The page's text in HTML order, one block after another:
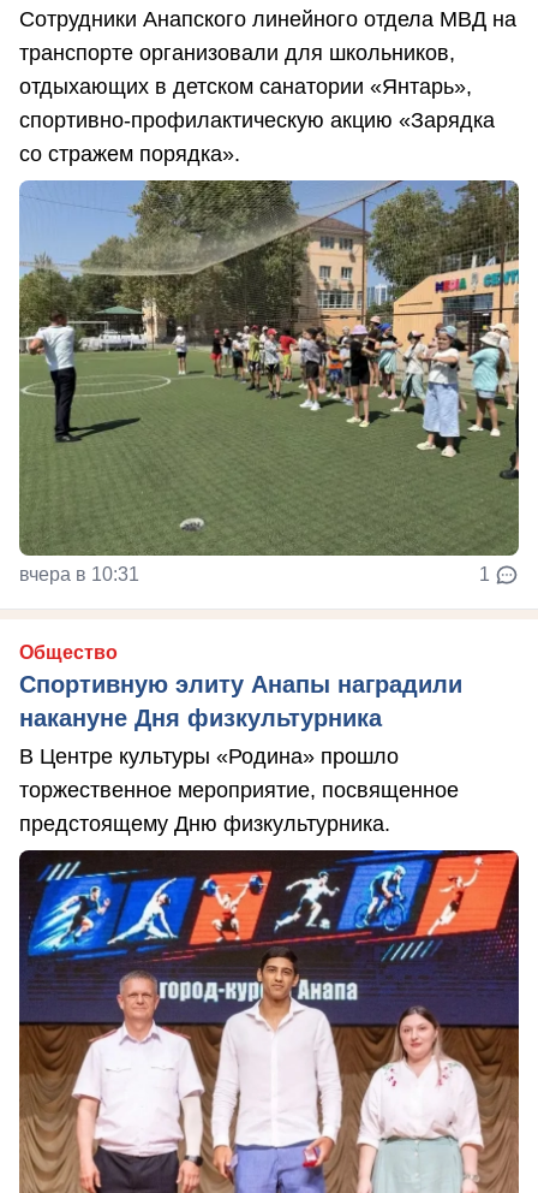
Сотрудники Анапского линейного отдела МВД на
транспорте организовали для школьников,
отдыхающих в детском санатории «Янтарь»,
спортивно-профилактическую акцию «Зарядка
со стражем порядка».
вчера в 10:31 1
Общество
Спортивную элиту Анапы наградили
накануне Дня физкультурника
В Центре культуры «Родина» прошло
торжественное мероприятие, посвященное
предстоящему Дню физкультурника.